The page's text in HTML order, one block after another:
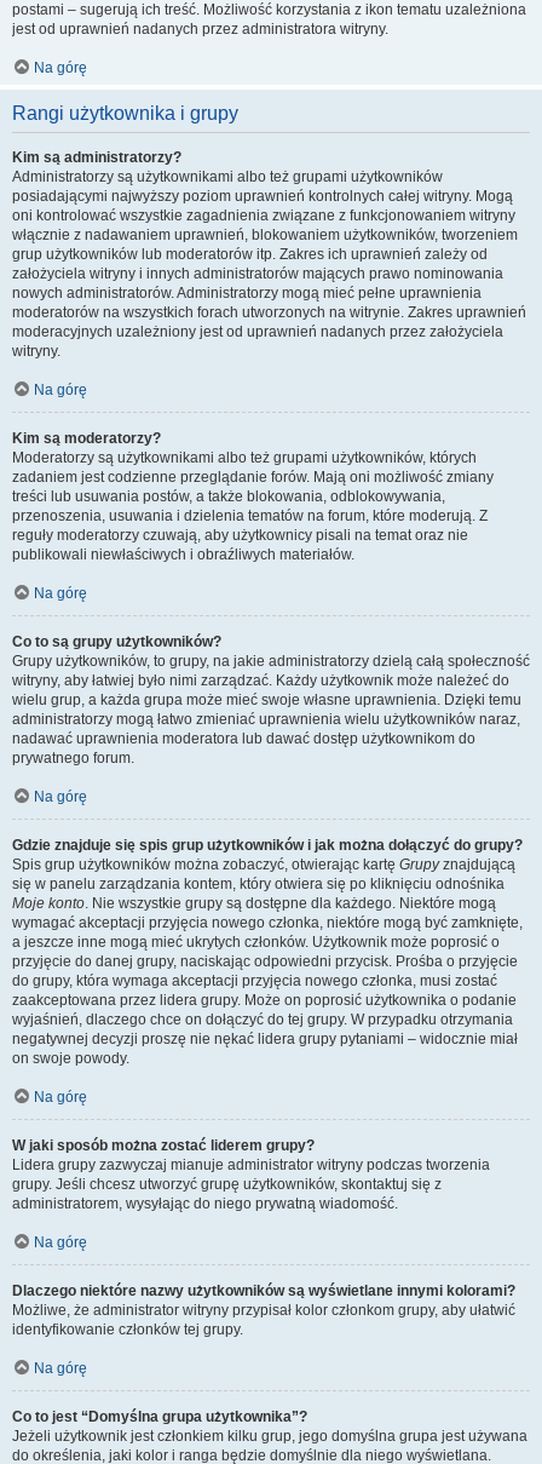
postami – sugerują ich treść. Możliwość korzystania z ikon tematu uzależniona
jest od uprawnień nadanych przez administratora witryny.
Na górę
Rangi użytkownika i grupy
Kim są administratorzy?
Administratorzy są użytkownikami albo też grupami użytkowników
posiadającymi najwyższy poziom uprawnień kontrolnych całej witryny. Mogą
oni kontrolować wszystkie zagadnienia związane z funkcjonowaniem witryny
włącznie z nadawaniem uprawnień, blokowaniem użytkowników, tworzeniem
grup użytkowników lub moderatorów itp. Zakres ich uprawnień zależy od
założyciela witryny i innych administratorów mających prawo nominowania
nowych administratorów. Administratorzy mogą mieć pełne uprawnienia
moderatorów na wszystkich forach utworzonych na witrynie. Zakres uprawnień
moderacyjnych uzależniony jest od uprawnień nadanych przez założyciela
witryny.
Na górę
Kim są moderatorzy?
Moderatorzy są użytkownikami albo też grupami użytkowników, których
zadaniem jest codzienne przeglądanie forów. Mają oni możliwość zmiany
treści lub usuwania postów, a także blokowania, odblokowywania,
przenoszenia, usuwania i dzielenia tematów na forum, które moderują. Z
reguły moderatorzy czuwają, aby użytkownicy pisali na temat oraz nie
publikowali niewłaściwych i obraźliwych materiałów.
Na górę
Co to są grupy użytkowników?
Grupy użytkowników, to grupy, na jakie administratorzy dzielą całą społeczność
witryny, aby łatwiej było nimi zarządzać. Każdy użytkownik może należeć do
wielu grup, a każda grupa może mieć swoje własne uprawnienia. Dzięki temu
administratorzy mogą łatwo zmieniać uprawnienia wielu użytkowników naraz,
nadawać uprawnienia moderatora lub dawać dostęp użytkownikom do
prywatnego forum.
Na górę
Gdzie znajduje się spis grup użytkowników i jak można dołączyć do grupy?
Spis grup użytkowników można zobaczyć, otwierając kartę Grupyznajdującą
się w panelu zarządzania kontem, który otwiera się po kliknięciu odnośnika
Moje konto. Nie wszystkie grupy są dostępne dla każdego. Niektóre mogą
wymagać akceptacji przyjęcia nowego członka, niektóre mogą być zamknięte,
a jeszcze inne mogą mieć ukrytych członków. Użytkownik może poprosić o
przyjęcie do danej grupy, naciskając odpowiedni przycisk. Prośba o przyjęcie
do grupy, która wymaga akceptacji przyjęcia nowego członka, musi zostać
zaakceptowana przez lidera grupy. Może on poprosić użytkownika o podanie
wyjaśnień, dlaczego chce on dołączyć do tej grupy. W przypadku otrzymania
negatywnej decyzji proszę nie nękać lidera grupy pytaniami – widocznie miał
on swoje powody.
Na górę
W jaki sposób można zostać liderem grupy?
Lidera grupy zazwyczaj mianuje administrator witryny podczas tworzenia
grupy. Jeśli chcesz utworzyć grupę użytkowników, skontaktuj się z
administratorem, wysyłając do niego prywatną wiadomość.
Na górę
Dlaczego niektóre nazwy użytkowników są wyświetlane innymi kolorami?
Możliwe, że administrator witryny przypisał kolor członkom grupy, aby ułatwić
identyfikowanie członków tej grupy.
Na górę
Co to jest “Domyślna grupa użytkownika”?
Jeżeli użytkownik jest członkiem kilku grup, jego domyślna grupa jest używana
do określenia, jaki kolor i ranga będzie domyślnie dla niego wyświetlana.